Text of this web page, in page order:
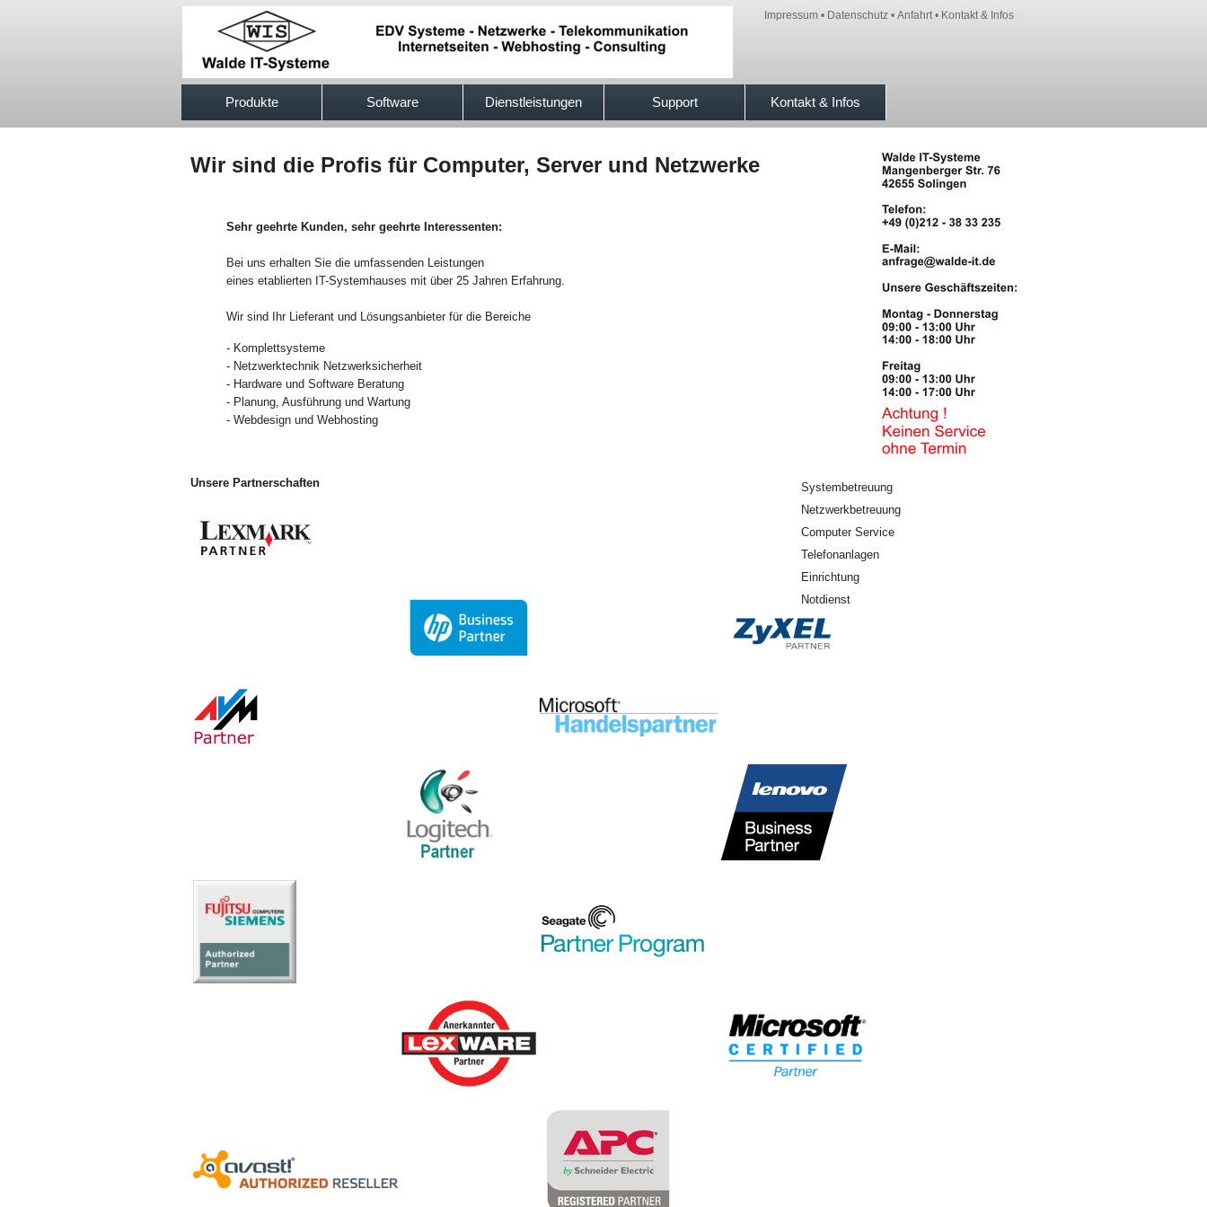
Impressum • Datenschutz • Anfahrt• Kontakt & Infos
Produkte Software Dienstleistungen Support Kontakt & Infos
Wir sind die Profis für Computer, Server und Netzwerke
Sehr geehrte Kunden, sehr geehrte Interessenten:
Bei uns erhalten Sie die umfassenden Leistungen
eines etablierten IT-Systemhauses mit über 25 Jahren Erfahrung.
Wir sind Ihr Lieferant und Lösungsanbieter für die Bereiche
- Komplettsysteme
- Netzwerktechnik Netzwerksicherheit
- Hardware und Software Beratung
- Planung, Ausführung und Wartung
- Webdesign und Webhosting
Unsere Partnerschaften
Systembetreuung
Netzwerkbetreuung
Computer Service
Telefonanlagen
Einrichtung
Notdienst